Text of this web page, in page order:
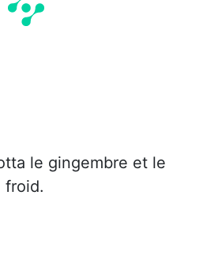
le gingembre et le
froid.